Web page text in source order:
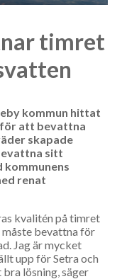
timret
kommun hittat
att bevattna
skapade
sitt
kommunens
renat
kvalitén på timret
måste bevattna för
Jag är mycket
upp för Setra och
lösning, säger